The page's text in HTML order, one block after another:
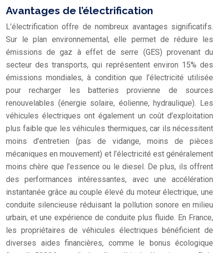
Avantages de l’électrification
L’électrification offre de nombreux avantages significatifs.
Sur le plan environnemental, elle permet de réduire les
émissions de gaz à effet de serre (GES) provenant du
secteur des transports, qui représentent environ 15% des
émissions mondiales, à condition que l’électricité utilisée
pour recharger les batteries provienne de sources
renouvelables (énergie solaire, éolienne, hydraulique). Les
véhicules électriques ont également un coût d’exploitation
plus faible que les véhicules thermiques, car ils nécessitent
moins d’entretien (pas de vidange, moins de pièces
mécaniques en mouvement) et l’électricité est généralement
moins chère que l’essence ou le diesel. De plus, ils offrent
des performances intéressantes, avec une accélération
instantanée grâce au couple élevé du moteur électrique, une
conduite silencieuse réduisant la pollution sonore en milieu
urbain, et une expérience de conduite plus fluide. En France,
les propriétaires de véhicules électriques bénéficient de
diverses aides financières, comme le bonus écologique